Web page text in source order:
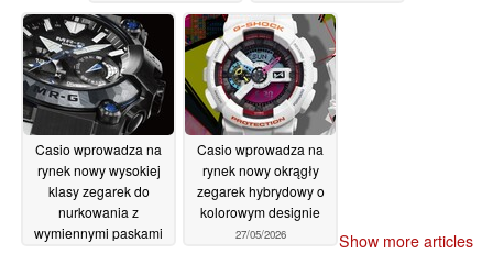
28/05/2026
Casio wprowadza na
rynek nowy wysokiej
klasy zegarek do
nurkowania z
wymiennymi paskami
Casio wprowadza na
rynek nowy okrągły
zegarek hybrydowy o
kolorowym designie
27/05/2026 Show more articles